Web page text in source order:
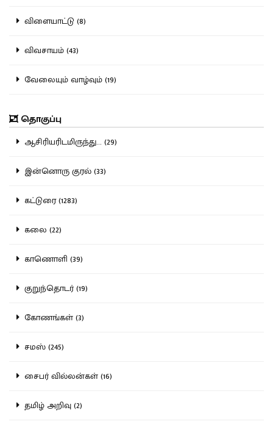
விளையாட்டு (8)
விவசாயம் (43)
வேலையும் வாழ்வும் (19)
தொகுப்பு
ஆசிரியரிடமிருந்து... (29)
இன்னொரு குரல் (33)
கட்டுரை (1283)
கலை (22)
காணொளி (39)
குறுந்தொடர் (19)
கோணங்கள் (3)
சமஸ் (245)
சைபர் வில்லன்கள் (16)
தமிழ் அறிவு (2)